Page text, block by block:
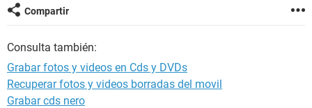
Compartir
Consulta también:
Grabar fotos y videos en Cds y DVDs
Recuperar fotos y videos borradas del movil
Grabar cds nero